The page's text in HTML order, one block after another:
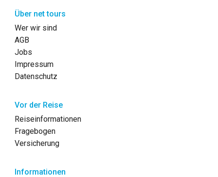
Über net tours
Wer wir sind
AGB
Jobs
Impressum
Datenschutz
Vor der Reise
Reiseinformationen
Fragebogen
Versicherung
Informationen